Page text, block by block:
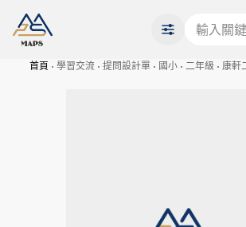
首頁 學習交流 提問設計單 國小 二年級 康軒